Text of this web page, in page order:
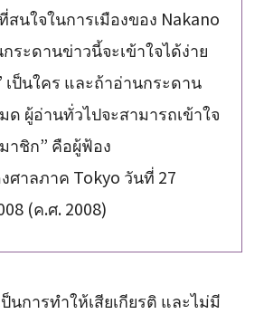
นใจในการเมืองของ Nakano
ระดานข่าวนี้จะเข้าใจได้ง่าย
เป็นใคร และถ้าอ่านกระดาน
ผู้อ่านทั่วไปจะสามารถเข้าใจ
าชิก” คือผู้ฟ้อง
ศาลภาค Tokyo วันที่ 27
(ค.ศ. 2008)
นการทำให้เสียเกียรติ และไม่มี